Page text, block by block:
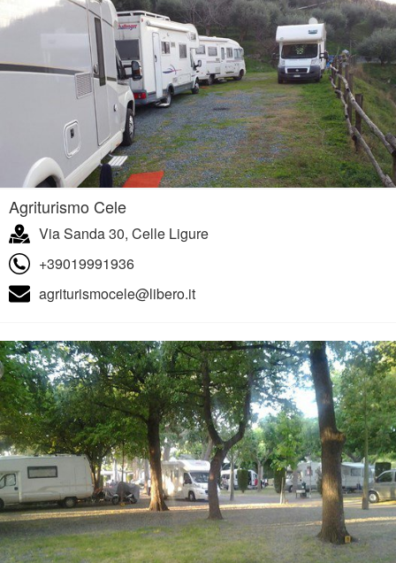
Agriturismo Cele
Via Sanda 30, Celle Ligure
+39019991936
agriturismocele@libero.it